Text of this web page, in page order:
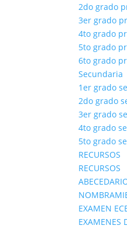
2do grado
3er grado
4to grado
5to grado
6to grado
Secundaria
1er grado
2do grado
3er grado
4to grado
5to grado
RECURSOS
RECURSOS
EXAMEN
EXAMENES